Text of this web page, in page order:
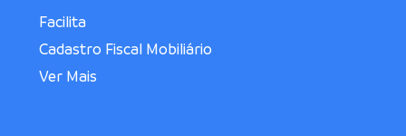
Facilita
Cadastro Fiscal Mobiliário
Ver Mais